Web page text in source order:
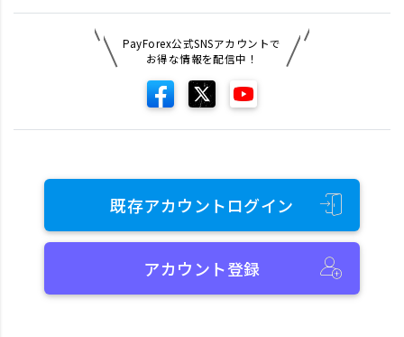
PayForex公式SNSアカウントで
お得な情報を配信中！
既存アカウントログイン
アカウント登録